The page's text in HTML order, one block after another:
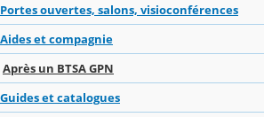
Portes ouvertes, salons, visioconférences
Aides et compagnie
Après un BTSA GPN
Guides et catalogues